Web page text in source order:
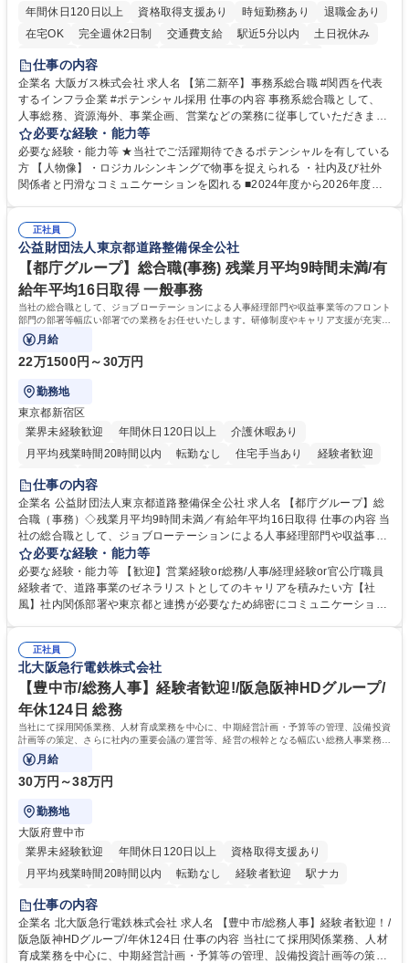
年間休日120日以上
資格取得支援あり 時短勤務あり
退職金あり
在宅OK
完全週休2日制 交通費支給 駅近5分以内
土日祝休み
服装自由
第二新卒歓迎
仕事の内容
企業名 大阪ガス株式会社 求人名 【第二新卒】事務系総合職 #関西を代表
するインフラ企業 #ポテンシャル採用 仕事の内容 事務系総合職として、
人事総務、資源海外、事業企画、営業などの業務に従事していただきま
す。 【業務内容の一例】■所属事業部の勤労業務 ■海外に関係する各種業
務 ■営業部門の企画スタッフ、ルート営業 【キャリアパス】入社後の配属
ポジションで一定期間ご活躍頂いた後、本人の適性及び将来のキャリアを
鑑みてジョブローテーションを行います。 【育成】OJTでの現場育成や研
表するインフラ企業 #ポテンシャル採用
必要な経験・能力等
必要な経験・能力等 ★当社でご活躍期待できるポテンシャルを有している
方 【人物像】・ロジカルシンキングで物事を捉えられる ・社内及び社外
関係者と円滑なコミュニケーションを図れる ■2024年度から2026年度ま
72.html ■エネルギーセキュリティの不安定化や気候変動による自然災害の
甚大化など、これまで以上に社会課題解決の重要性が高まっています。
「未来の日常」の創造に向けて持続可能な社会の実現に貢献してまいりま
す。 学歴・資格 学歴：大学院 大学 語学力： 資格：
正社員
公益財団法人東京都道路整備保全公社
【都庁グループ】総合職(事務) 残業月平均9時間未満/有
給年平均16日取得 一般事務
当社の総合職として、ジョブローテーションによる人事経理部門や収益事業等のフロント
部門の部署等幅広い部署での業務をお任せいたします。研修制度やキャリア支援が充実し
ております！ ※下記業務詳細
月給
22万1500円～30万円
勤務地
東京都新宿区
業界未経験歓迎
年間休日120日以上
介護休暇あり
月平均残業時間20時間以内
転勤なし 住宅手当あり
経験者歓迎
研修あり
退職金あり
駅近5分以内
資格取得手当あり 食事補助あり
仕事の内容
企業名 公益財団法人東京都道路整備保全公社 求人名 【都庁グループ】総
合職（事務）◇残業月平均9時間未満／有給年平均16日取得 仕事の内容 当
社の総合職として、ジョブローテーションによる人事経理部門や収益事業
等のフロント部門の部署等幅広い部署での業務をお任せいたします。研修
制度やキャリア支援が充実しております！ ※下記業務詳細 【業務詳細】■
管理部門：広報、人事、経理など当公社の運営に係る管理業務 ■収益部
門：駐車場の新規開拓、管理運営、新宿駅西口広場の「イベントコーナ
道路施設や道路工事現場の見学ツアー事業 ※入社後は上記いずれかの部門
へ配属。※業務内容変更の範囲：会社の定める業務 募集職種 【都庁グル
ープ】総合職（事務）◇残業月平均9時間未満／有給年平均16日取得
必要な経験・能力等
必要な経験・能力等 【歓迎】営業経験or総務/人事/経理経験or官公庁職員
経験者で、道路事業のゼネラリストとしてのキャリアを積みたい方【社
風】社内関係部署や東京都と連携が必要なため綿密にコミュニケーション
部門など多岐に渡る業務を経験できます。 ■様々なプロジェクト：駐車場
事業の他、新宿駅西口広場内に設置された照明を兼ねた広告「ブライトサ
イン」の管理運営を行うなど、事業収益を生み出す活動を積極的に行って
います。 学歴・資格 学歴：大学院 大学 高専 短大 専修学校 高校 語学力：
資格：
正社員
北大阪急行電鉄株式会社
【豊中市/総務人事】経験者歓迎!/阪急阪神HDグループ/
年休124日 総務
当社にて採用関係業務、人材育成業務を中心に、中期経営計画・予算等の管理、設備投資
計画等の策定、さらに社内の重要会議の運営等、経営の根幹となる幅広い総務人事業務全
般を担当していただきます。
月給
30万円～38万円
勤務地
大阪府豊中市
業界未経験歓迎
年間休日120日以上
資格取得支援あり
月平均残業時間20時間以内
転勤なし 経験者歓迎
駅ナカ
退職金あり
土日祝休み
服装自由 昼食補助あり 食事補助あり
仕事の内容
企業名 北大阪急行電鉄株式会社 求人名 【豊中市/総務人事】経験者歓迎！/
阪急阪神HDグループ/年休124日 仕事の内容 当社にて採用関係業務、人材
育成業務を中心に、中期経営計画・予算等の管理、設備投資計画等の策